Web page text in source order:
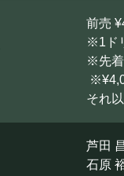
前売
※1ド
※先着
それ
芦田
石原